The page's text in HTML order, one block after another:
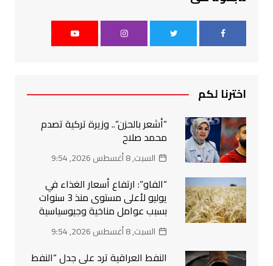
اخترنا لكم
“أشعر بالحزن”.. وزيرة تركية تصدم
محمد صلاح
السبت, 8 أغسطس 2026, 9:54
“الفاو”: ارتفاع أسعار الغذاء في
يوليو لأعلى مستوى منذ 3 سنوات
بسبب عوامل مناخية وجيوسياسية
السبت, 8 أغسطس 2026, 9:54
النفط العراقية ترد على جدل “النفط